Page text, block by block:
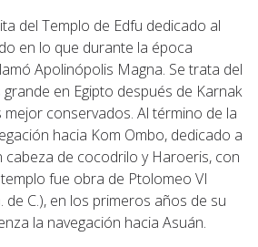
del Templo de Edfu dedicado al
en lo que durante la época
Apolinópolis Magna. Se trata del
en Egipto después de Karnak
conservados. Al término de la
hacia Kom Ombo, dedicado a
cabeza de cocodrilo y Haroeris, con
fue obra de Ptolomeo VI
de C.), en los primeros años de su
la navegación hacia Asuán.